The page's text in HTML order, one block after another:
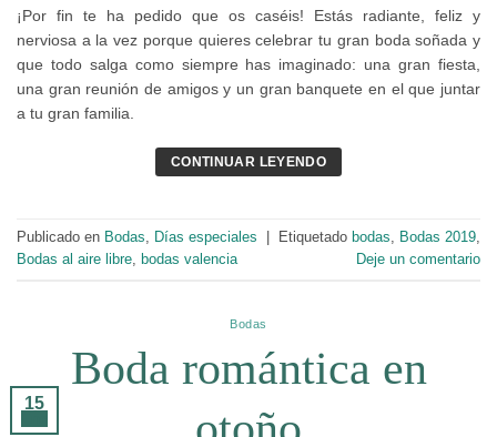
¡Por fin te ha pedido que os caséis! Estás radiante, feliz y
nerviosa a la vez porque quieres celebrar tu gran boda soñada y
que todo salga como siempre has imaginado: una gran fiesta,
una gran reunión de amigos y un gran banquete en el que juntar
a tu gran familia.
CONTINUAR LEYENDO
Publicado en Bodas Días especiales Etiquetado bodas Bodas 2019
Bodas al aire libre
bodas valencia Deje un comentario
Bodas
Boda romántica en
15